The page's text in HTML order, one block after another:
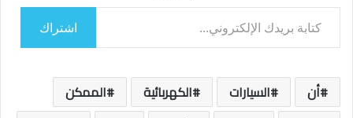
كتابة بريدك الإلكتروني...
اشتراك
أن السيارات الكهربائية
الممكن